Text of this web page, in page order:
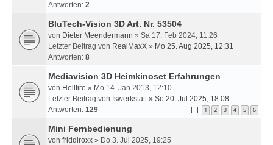
Antworten: 2
BluTech-Vision 3D Art. Nr. 53504
von Dieter Meendermann » Sa 17. Feb 2024, 11:26
Letzter Beitrag von RealMaxX » Mo 25. Aug 2025, 12:31
Antworten: 8
Mediavision 3D Heimkinoset Erfahrungen
von Hellfire » Mo 14. Jan 2013, 12:10
Letzter Beitrag von fswerkstatt» So 20. Jul 2025, 18:08
Antworten: 129 1 2 3 4 5 6
Mini Fernbedienung
von friddlroxx » Do 3. Jul 2025, 19:25